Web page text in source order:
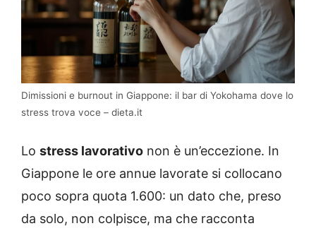
Dimissioni e burnout in Giappone: il bar di Yokohama dove lo
stress trova voce – dieta.it
Lo stress lavorativo non è un’eccezione. In
Giappone le ore annue lavorate si collocano
poco sopra quota 1.600: un dato che, preso
da solo, non colpisce, ma che racconta